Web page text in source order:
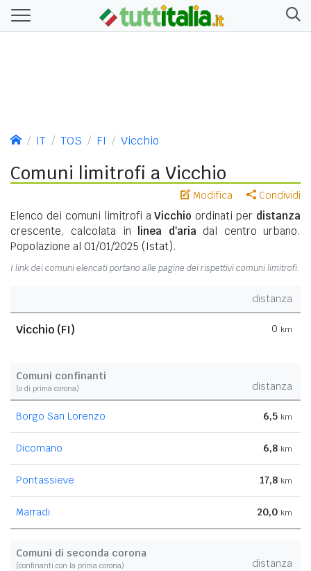
IT TOS FI Vicchio
Comuni limitrofi a Vicchio
Modifica Condividi
Elenco dei comuni limitrofi aVicchio ordinati per distanza
crescente, calcolata in
linea d'aria dal centro urbano.
Popolazione al 01/01/2025 (Istat).
I link dei comuni elencati portano alle pagine dei rispettivi comuni limitrofi.
distanza
Vicchio (FI) 0 km
Comuni confinanti
(o di prima corona) distanza
Borgo San Lorenzo 6,5 km
Dicomano 6,8 km
Pontassieve 17,8 km
Marradi 20,0 km
Comuni di seconda corona
(confinanti con la prima corona) distanza